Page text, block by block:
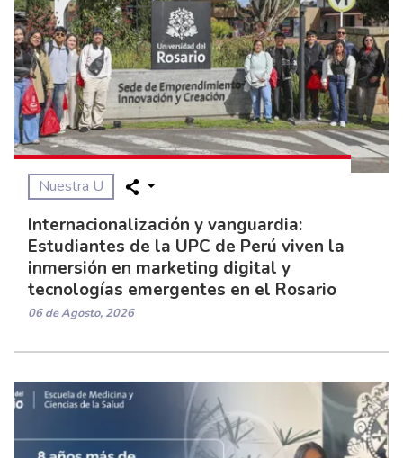
Nuestra U
Internacionalización y vanguardia:
Estudiantes de la UPC de Perú viven la
inmersión en marketing digital y
tecnologías emergentes en el Rosario
06 de Agosto, 2026